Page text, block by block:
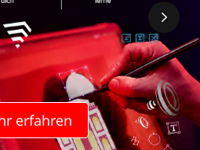
erfahren